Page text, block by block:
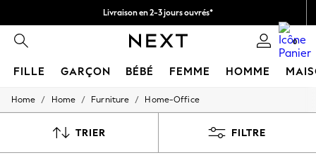
Livraison en 2-3 jours ouvrés*
Retours faciles* 0
FILLE GARÇON BÉBÉ FEMME HOMME
HOLIDAY SHOP
All Swimwear
Home / Home / Furniture / Home-Office
TRIER FILTRE